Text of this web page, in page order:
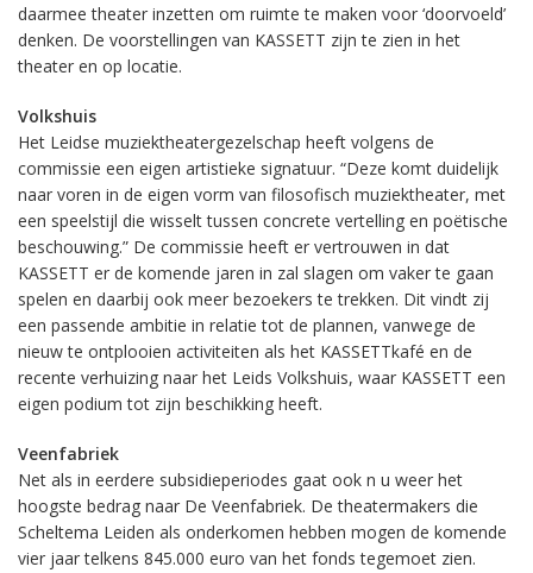
daarmee theater inzetten om ruimte te maken voor ‘doorvoeld’
denken. De voorstellingen van KASSETT zijn te zien in het
theater en op locatie.
Volkshuis
Het Leidse muziektheatergezelschap heeft volgens de
commissie een eigen artistieke signatuur. “Deze komt duidelijk
naar voren in de eigen vorm van filosofisch muziektheater, met
een speelstijl die wisselt tussen concrete vertelling en poëtische
beschouwing.” De commissie heeft er vertrouwen in dat
KASSETT er de komende jaren in zal slagen om vaker te gaan
spelen en daarbij ook meer bezoekers te trekken. Dit vindt zij
een passende ambitie in relatie tot de plannen, vanwege de
nieuw te ontplooien activiteiten als het KASSETTkafé en de
recente verhuizing naar het Leids Volkshuis, waar KASSETT een
eigen podium tot zijn beschikking heeft.
Veenfabriek
Net als in eerdere subsidieperiodes gaat ook n u weer het
hoogste bedrag naar De Veenfabriek. De theatermakers die
Scheltema Leiden als onderkomen hebben mogen de komende
vier jaar telkens 845.000 euro van het fonds tegemoet zien.